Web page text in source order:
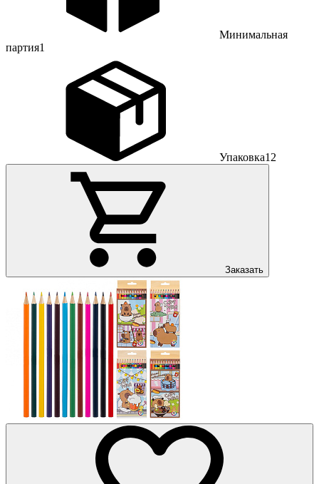
Минимальная
партия1
Упаковка12
Заказать